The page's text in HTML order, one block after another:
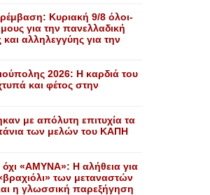
Κυριακή 9/8 όλοι-
για την πανελλαδική
αλληλεγγύης για την
2026: Η καρδιά του
και φέτος στην
με απόλυτη επιτυχία τα
των μελών του KAΠH
όχι «ΑΜΥΝΑ»: Η αλήθεια για
των μεταναστών
η γλωσσική παρεξήγηση